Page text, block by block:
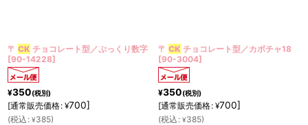
〒 CK チョコレート型／ぷっくり数字
[90-14228]
¥350(税別)
[通常販売価格: ¥700]
(税込 : ¥385)
〒 CK チョコレート型／カボチャ18
[90-3004]
¥350(税別)
[通常販売価格: ¥700]
(税込 : ¥385)